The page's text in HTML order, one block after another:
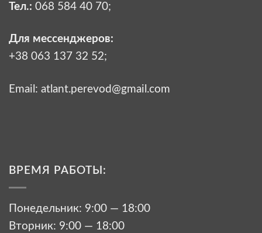
Тел.: 068 584 40 70;
Для мессенджеров:
+38 063 137 32 52;
Email: atlant.perevod@gmail.com
ВРЕМЯ РАБОТЫ:
Понедельник: 9:00 — 18:00
Вторник: 9:00 — 18:00